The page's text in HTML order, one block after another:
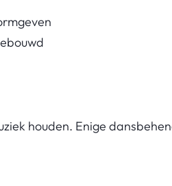
houden. Enige